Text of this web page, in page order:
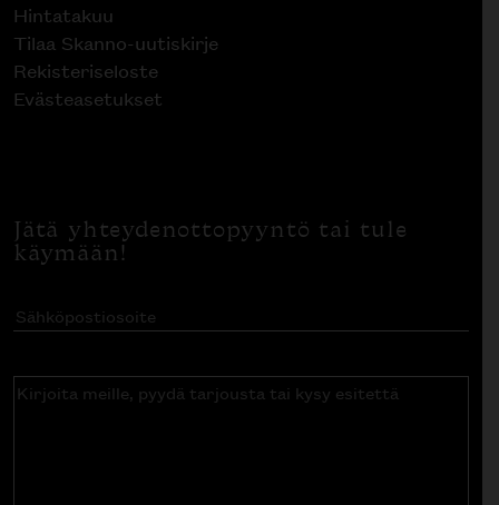
Hintatakuu
Tilaa Skanno-uutiskirje
Rekisteriseloste
Evästeasetukset
Jätä yhteydenottopyyntö tai tule
käymään!
Sähköpostiosoite(Pakollinen)
Kirjoita